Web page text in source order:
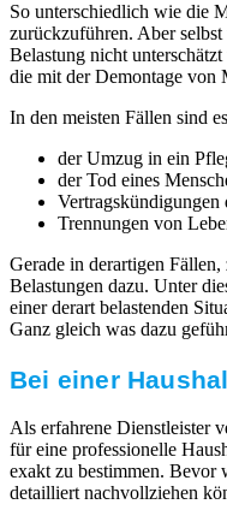
So unterschiedlich wie die
zurückzuführen. Aber
Belastung nicht
die mit der Demontage von
In den meisten Fällen sind
der Umzug in ein
der Tod eines
Vertragskündigungen
Trennungen von
Gerade in derartigen
Belastungen dazu. Unter
einer derart belastenden
Ganz gleich was dazu
Bei einer
Als erfahrene Dienstleister
für eine professionelle
exakt zu bestimmen. Bevor
detailliert nachvollziehen